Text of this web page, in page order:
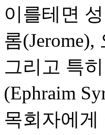
이를테면
롬
그리고 특
(Ephraim
목회자에게